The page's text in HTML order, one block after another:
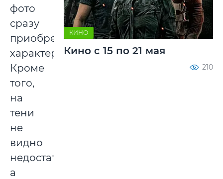
фото
сразу
приобретет
характер.
Кроме
того,
на
тени
не
видно
недостатков,
а
КИНО
Кино с 15 по 21 мая
210